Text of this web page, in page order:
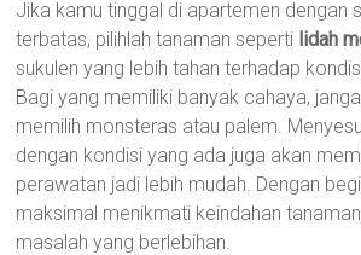
Jika kamu tinggal di apartemen dengan
terbatas, pilihlah tanaman seperti lidah
sukulen yang lebih tahan terhadap
Bagi yang memiliki banyak cahaya,
memilih monsteras atau palem.
dengan kondisi yang ada juga akan
perawatan jadi lebih mudah. Dengan
maksimal menikmati keindahan
masalah yang berlebihan.